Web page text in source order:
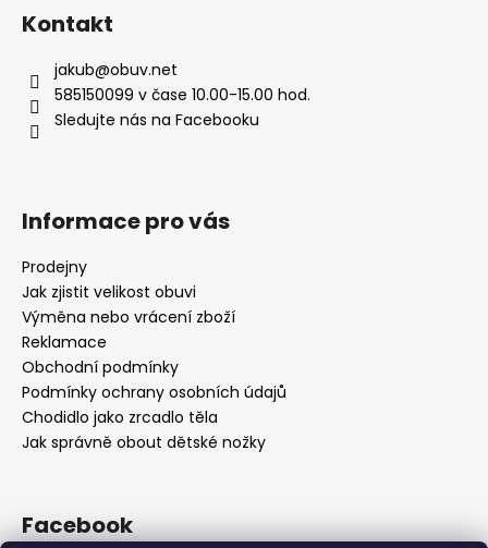
Kontakt
jakub@obuv.net
585150099 v čase 10.00-15.00 hod.
Sledujte nás na Facebooku
Informace pro vás
Prodejny
Jak zjistit velikost obuvi
Výměna nebo vrácení zboží
Reklamace
Obchodní podmínky
Podmínky ochrany osobních údajů
Chodidlo jako zrcadlo těla
Jak správně obout dětské nožky
Facebook